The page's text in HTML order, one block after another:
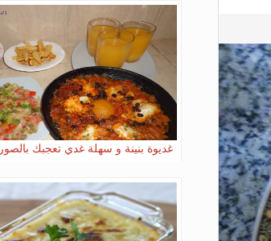
غديوة بنينة و سهلة غدي تعجبك بالصور